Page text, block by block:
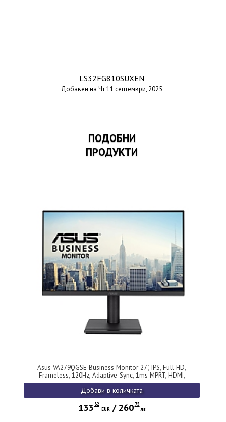
LS32FG810SUXEN
Добавен на Чт 11 септември, 2025
ПОДОБНИ
ПРОДУКТИ
Asus VA279QGSE Business Monitor 27", IPS, Full HD,
Frameless, 120Hz, Adaptive-Sync, 1ms MPRT, HDMI,
DisplayPort, VGA, Low Blue Light, Flicker Free, Ergonomic
Design, Wall Mountable, Black
Добави в количката
133 32
EUR/ 260 75
лв